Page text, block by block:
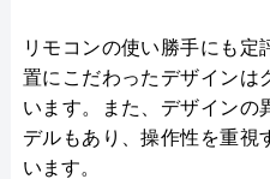
リモコンの使い勝手にも定
置にこだわったデザインは
います。また、デザインの
デルもあり、操作性を重視
います。